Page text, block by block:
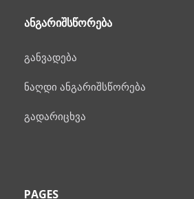
ᲐᲜᲒᲐᲠᲘᲨᲡᲬᲝᲠᲔᲑᲐ
განვადება
ნაღდი ანგარიშსწორება
გადარიცხვა
PAGES